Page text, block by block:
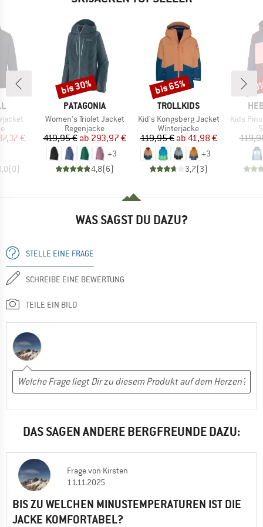
Preis
€
(0)
MARKE
PATAGONIA
Artikel
Women's Triolet Jacket
Produktgruppe
Regenjacke
Preis
419,95 € reduzierter Preis
ab 293,97 €
+3
4,8(6)
Rabatt
bis 30%
MARKE
TROLLKIDS
Artikel
Kid's Kongsberg Jacket
Produktgruppe
Winterjacke
Preis
119,95 € reduzierter Preis
ab 41,98 €
+3
3,7(3)
Rabatt
bis 65%
Artikel
Kids
WAS SAGST DU DAZU?
STELLE EINE FRAGE
SCHREIBE EINE BEWERTUNG
TEILE EIN BILD
DAS SAGEN ANDERE BERGFREUNDE DAZU:
Fragevon Kirsten
11.11.2025
BIS ZU WELCHEN MINUSTEMPERATUREN IST DIE
JACKE KOMFORTABEL?